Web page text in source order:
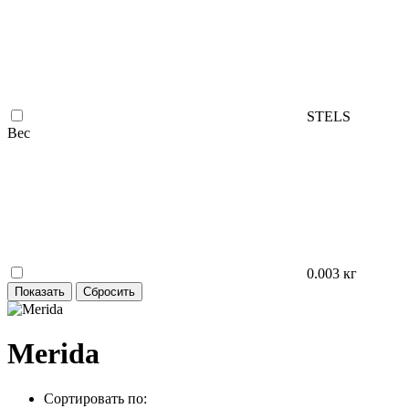
STELS
Вес
0.003 кг
Merida
Сортировать по: